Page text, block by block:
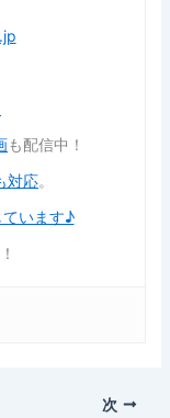
も配信中！
対応。
ています♪
次